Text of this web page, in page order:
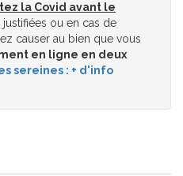
la Covid avant le
ou en cas de
causer au bien que vous
en ligne en deux
sereines : + d'info